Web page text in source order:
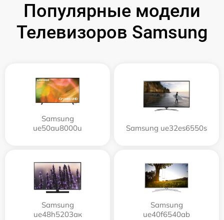
Популярные модели
Телевизоров Samsung
Samsung
ue50au8000u
Samsung ue32es6550s
Samsung
ue48h5203aк
Samsung
ue40f6540ab